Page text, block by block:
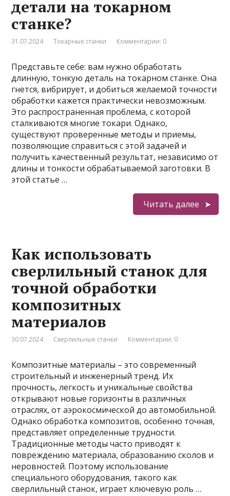
детали на токарном
станке?
31.07.2024 Токарные станки Комментарии: 0
Представьте себе: вам нужно обработать
длинную, тонкую деталь на токарном станке. Она
гнется, вибрирует, и добиться желаемой точности
обработки кажется практически невозможным.
Это распространенная проблема, с которой
сталкиваются многие токари. Однако,
существуют проверенные методы и приемы,
позволяющие справиться с этой задачей и
получить качественный результат, независимо от
длины и тонкости обрабатываемой заготовки. В
этой статье …
Читать далее
Как использовать
сверлильный станок для
точной обработки
композитных
материалов
30.07.2024 Сверлильные станки Комментарии: 0
Композитные материалы – это современный
строительный и инженерный тренд. Их
прочность, легкость и уникальные свойства
открывают новые горизонты в различных
отраслях, от аэрокосмической до автомобильной.
Однако обработка композитов, особенно точная,
представляет определенные трудности.
Традиционные методы часто приводят к
повреждению материала, образованию сколов и
неровностей. Поэтому использование
специального оборудования, такого как
сверлильный станок, играет ключевую роль …